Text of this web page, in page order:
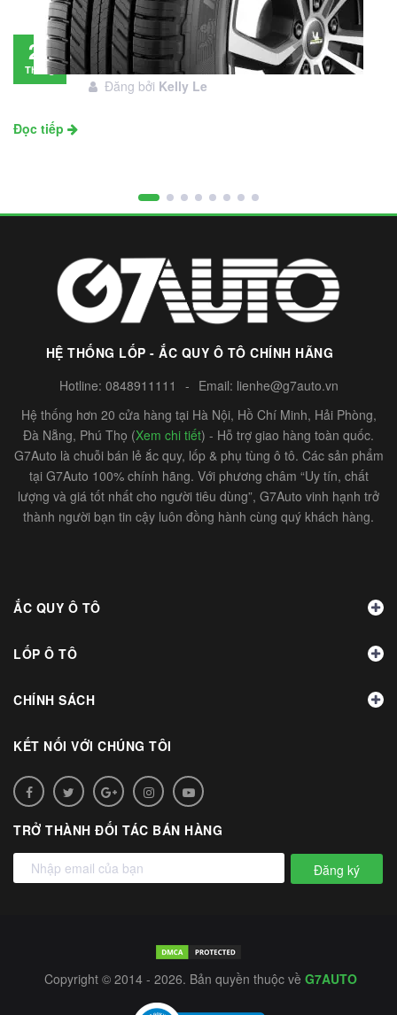
28
Tháng
Đánh giá lốp Michelin Primacy SUV: Đáng
đầu tư không?
Đăng bởi Kelly Le
Đọc tiếp
HỆ THỐNG LỐP - ẮC QUY Ô TÔ CHÍNH HÃNG
Hotline: 0848911111 - Email: lienhe@g7auto.vn
Hệ thống hơn 20 cửa hàng tại Hà Nội, Hồ Chí Minh, Hải Phòng,
Đà Nẵng, Phú Thọ (Xem chi tiết) - Hỗ trợ giao hàng toàn quốc.
G7Auto là chuỗi bán lẻ ắc quy, lốp & phụ tùng ô tô. Các sản phẩm
tại G7Auto 100% chính hãng. Với phương châm “Uy tín, chất
lượng và giá tốt nhất cho người tiêu dùng”, G7Auto vinh hạnh trở
thành người bạn tin cậy luôn đồng hành cùng quý khách hàng.
ẮC QUY Ô TÔ
LỐP Ô TÔ
CHÍNH SÁCH
KẾT NỐI VỚI CHÚNG TÔI
TRỞ THÀNH ĐỐI TÁC BÁN HÀNG
Đăng ký
Copyright © 2014 - 2026. Bản quyền thuộc về G7AUTO